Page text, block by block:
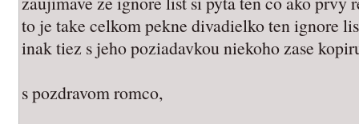
to je take celkom pekne divadielko ten ignore
inak tiez s jeho poziadavkou niekoho zase
s pozdravom romco,